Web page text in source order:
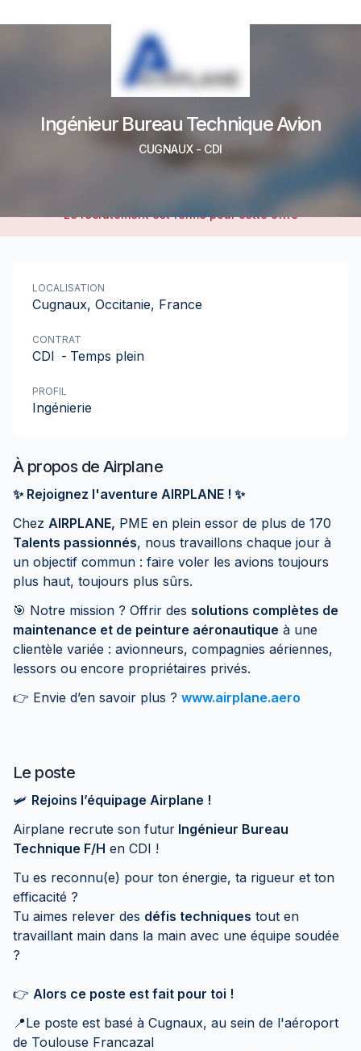
Ingénieur Bureau Technique Avion
CUGNAUX - CDI
Le recrutement est fermé pour cette offre
À propos de Airplane
✨ Rejoignez l'aventure AIRPLANE ! ✨
Chez AIRPLANE, PME en plein essor de plus de 170
Talents passionnés, nous travaillons chaque jour à
un objectif commun : faire voler les avions toujours
plus haut, toujours plus sûrs.
🎯 Notre mission ? Offrir des solutions complètes de
maintenance et de peinture aéronautique à une
clientèle variée : avionneurs, compagnies aériennes,
lessors ou encore propriétaires privés.
👉 Envie d’en savoir plus ? www.airplane.aero
Le poste
🛩️ Rejoins l’équipage Airplane !
Airplane recrute son futur Ingénieur Bureau
Technique F/H en CDI !
Tu es reconnu(e) pour ton énergie, ta rigueur et ton
efficacité ?
Tu aimes relever des défis techniques tout en
travaillant main dans la main avec une équipe soudée
?
👉 Alors ce poste est fait pour toi !
📍Le poste est basé à Cugnaux, au sein de l'aéroport
de Toulouse Francazal
LOCALISATION
Cugnaux, Occitanie, France
CONTRAT
CDI - Temps plein
PROFIL
Ingénierie